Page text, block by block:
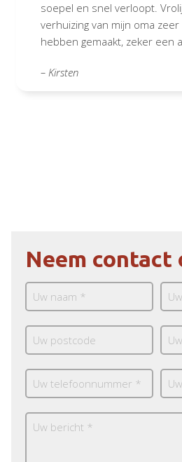
soepel en snel verloopt.
verhuizing van mijn oma zeer
hebben gemaakt, zeker een
– Kirsten
Neem contact